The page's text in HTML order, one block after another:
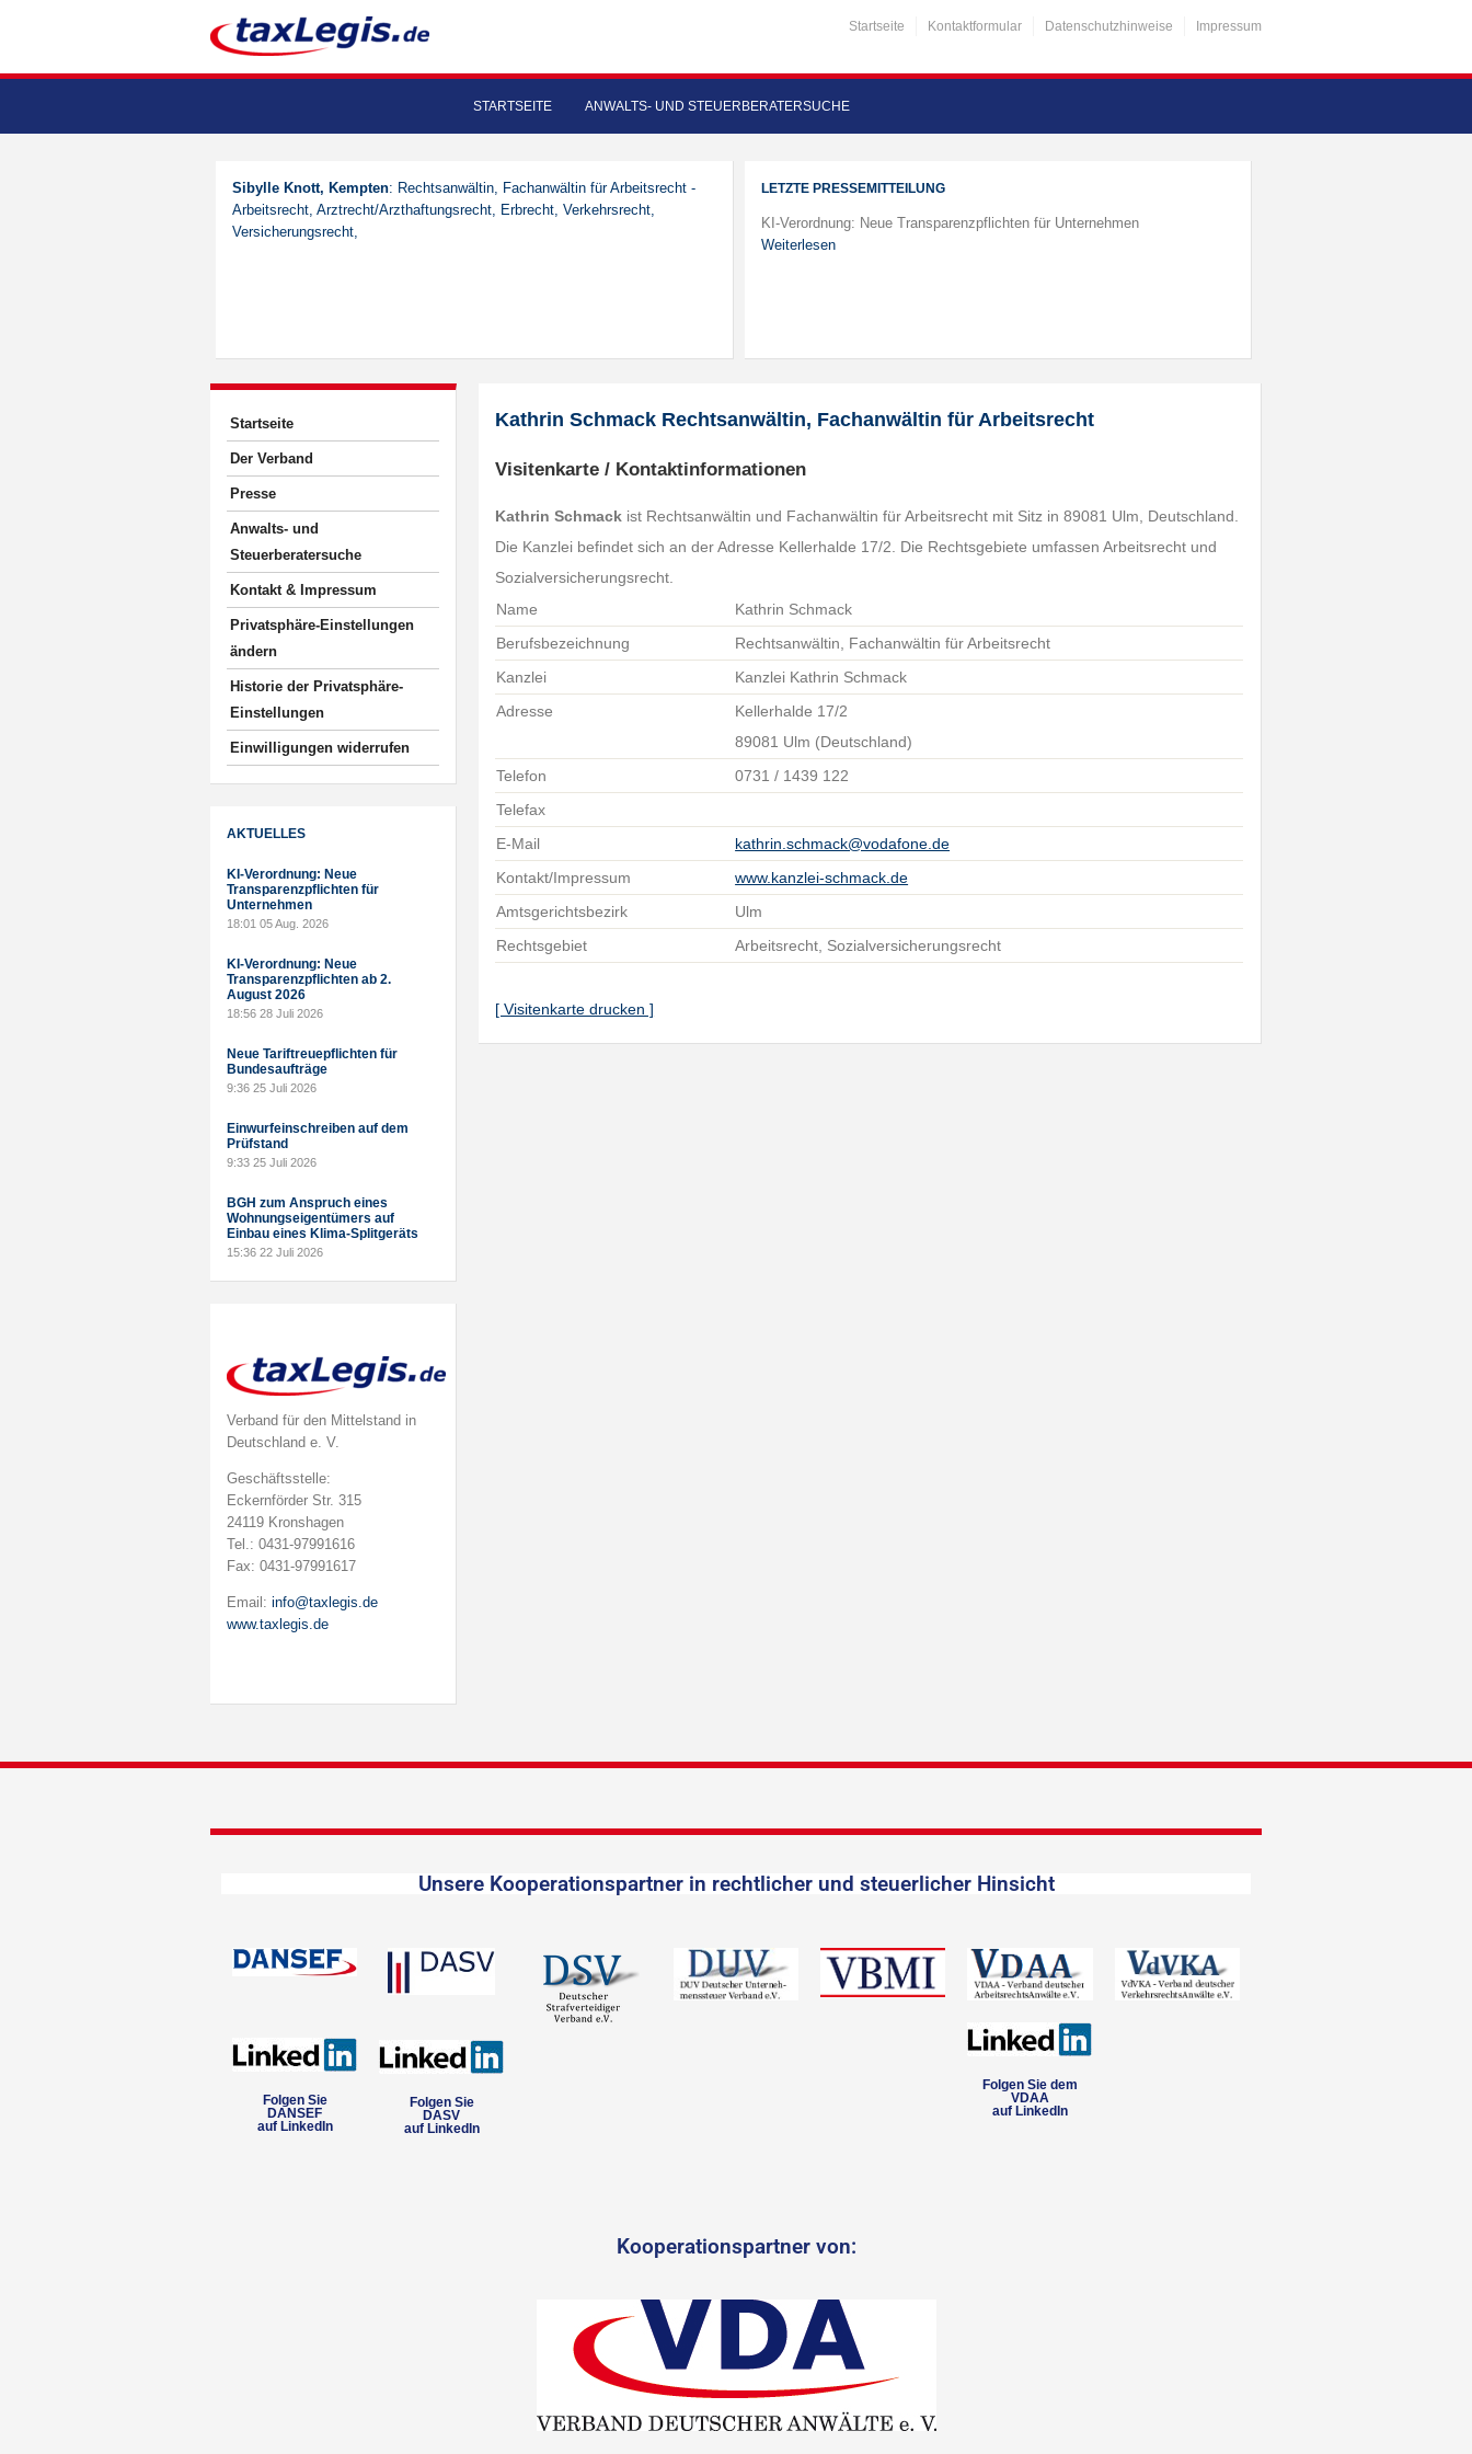
Startseite Kontaktformular Datenschutzhinweise Impressum
STARTSEITE ANWALTS- UND STEUERBERATERSUCHE
Sibylle Knott, Kempten: Rechtsanwältin, Fachanwältin für Arbeitsrecht -
Arbeitsrecht, Arztrecht/Arzthaftungsrecht, Erbrecht, Verkehrsrecht,
Versicherungsrecht,
LETZTE PRESSEMITTEILUNG
KI-Verordnung: Neue Transparenzpflichten für Unternehmen
Weiterlesen
Startseite
Der Verband
Presse
Anwalts- und
Steuerberatersuche
Kontakt & Impressum
Privatsphäre-Einstellungen
ändern
Historie der Privatsphäre-
Einstellungen
Einwilligungen widerrufen
AKTUELLES
KI-Verordnung: Neue
Transparenzpflichten für
Unternehmen
18:01 05 Aug. 2026
KI-Verordnung: Neue
Transparenzpflichten ab 2.
August 2026
18:56 28 Juli 2026
Neue Tariftreuepflichten für
Bundesaufträge
9:36 25 Juli 2026
Einwurfeinschreiben auf dem
Prüfstand
9:33 25 Juli 2026
BGH zum Anspruch eines
Wohnungseigentümers auf
Einbau eines Klima-Splitgeräts
15:36 22 Juli 2026
Verband für den Mittelstand in
Deutschland e. V.
Geschäftsstelle:
Eckernförder Str. 315
24119 Kronshagen
Tel.: 0431-97991616
Fax: 0431-97991617
Email: info@taxlegis.de
www.taxlegis.de
Kathrin Schmack Rechtsanwältin, Fachanwältin für Arbeitsrecht
Visitenkarte / Kontaktinformationen
Kathrin Schmack ist Rechtsanwältin und Fachanwältin für Arbeitsrecht mit Sitz in 89081 Ulm, Deutschland.
Die Kanzlei befindet sich an der Adresse Kellerhalde 17/2. Die Rechtsgebiete umfassen Arbeitsrecht und
Sozialversicherungsrecht.
Name
Kathrin Schmack
Berufsbezeichnung
Rechtsanwältin, Fachanwältin für Arbeitsrecht
Kanzlei
Kanzlei Kathrin Schmack
Adresse
Kellerhalde 17/2
89081 Ulm (Deutschland)
Telefon
0731 / 1439 122
Telefax
E-Mail
kathrin.schmack@vodafone.de
Kontakt/Impressum
www.kanzlei-schmack.de
Amtsgerichtsbezirk
Ulm
Rechtsgebiet
Arbeitsrecht, Sozialversicherungsrecht
[ Visitenkarte drucken ]
Unsere Kooperationspartner in rechtlicher und steuerlicher Hinsicht
Folgen Sie
DANSEF
auf LinkedIn
Folgen Sie
DASV
auf LinkedIn
Folgen Sie dem
VDAA
auf LinkedIn
Kooperationspartner von: